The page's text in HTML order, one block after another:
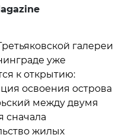
галереи
уже
к открытию:
освоения острова
между двумя
сначала
жилых